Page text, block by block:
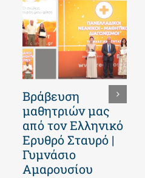
Βράβευση
μαθητριών μας
από τον Ελληνικό
Ερυθρό Σταυρό |
Γυμνάσιο
Αμαρουσίου